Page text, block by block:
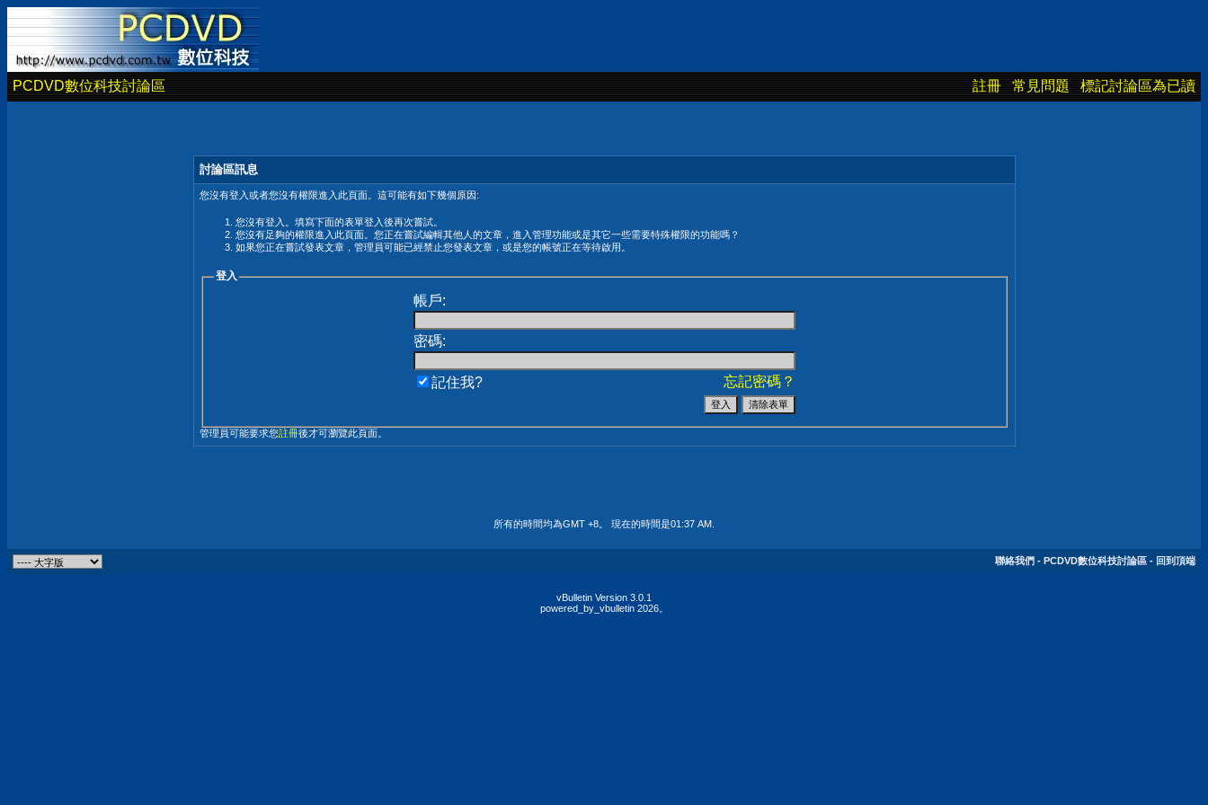
PCDVD數位科技討論區 註冊 常見問題 標記討論區為已讀
討論區訊息
您沒有登入或者您沒有權限進入此頁面。這可能有如下幾個原因:
您沒有登入。填寫下面的表單登入後再次嘗試。
您沒有足夠的權限進入此頁面。您正在嘗試編輯其他人的文章，進入管理功能或是其它一些需要特殊權限的功能嗎？
如果您正在嘗試發表文章，管理員可能已經禁止您發表文章，或是您的帳號正在等待啟用。
登入
帳戶:
密碼:
忘記密碼？
記住我?
管理員可能要求您註冊後才可瀏覽此頁面。
所有的時間均為GMT +8。 現在的時間是01:37 AM
聯絡我們 - PCDVD數位科技討論區 - 回到頂端
vBulletin Version 3.0.1
powered_by_vbulletin 2026。